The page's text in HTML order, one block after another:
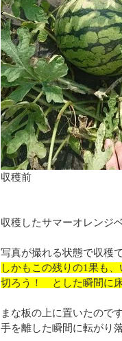
収穫前
収穫したサマーオレンジ
写真が撮れる状態で収穫
しかもこの残りの1果も、
切ろう！ とした瞬間に
まな板の上に置いたので
手を離した瞬間に転がり